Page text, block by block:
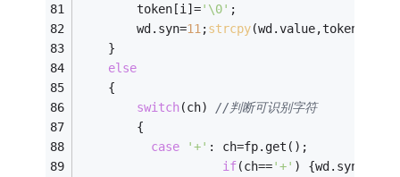
        token[i]=
'\0' ;
		wd.syn=
11 ;strcpy(wd.value,token);
	}
else
	{
switch(ch) //判断可识别字符
		{
case
'+' : ch=fp.get();
if(ch=='+' ) {wd.syn=